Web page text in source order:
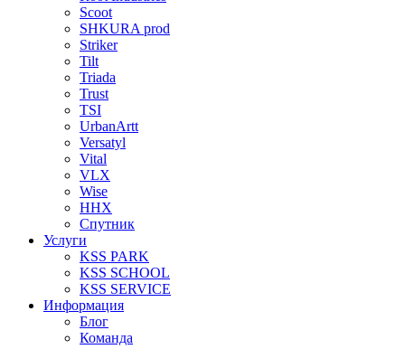
Scoot
SHKURA рrоd
Striker
Tilt
Triada
Trust
TSI
UrbanArtt
Versatyl
Vital
VLX
Wise
ННХ
Спутник
Услуги
KSS PARK
KSS SCHOOL
KSS SERVICE
Информация
Блог
Команда